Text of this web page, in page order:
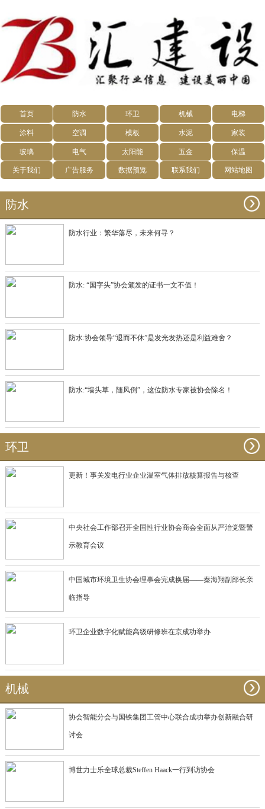
首页 防水 环卫 机械 电梯
涂料 空调 模板 水泥 家装
玻璃 电气 太阳能 五金 保温
关于我们 广告服务 数据预览 联系我们 网站地图
防水
防水行业：繁华落尽，未来何寻？
防水: “国字头”协会颁发的证书一文不值！
防水:协会领导“退而不休”是发光发热还是利益难舍？
防水:“墙头草，随风倒”，这位防水专家被协会除名！
环卫
更新！事关发电行业企业温室气体排放核算报告与核查
中央社会工作部召开全国性行业协会商会全面从严治党暨警
示教育会议
中国城市环境卫生协会理事会完成换届——秦海翔副部长亲
临指导
环卫企业数字化赋能高级研修班在京成功举办
机械
协会智能分会与国铁集团工管中心联合成功举办创新融合研
讨会
博世力士乐全球总裁Steffen Haack一行到访协会